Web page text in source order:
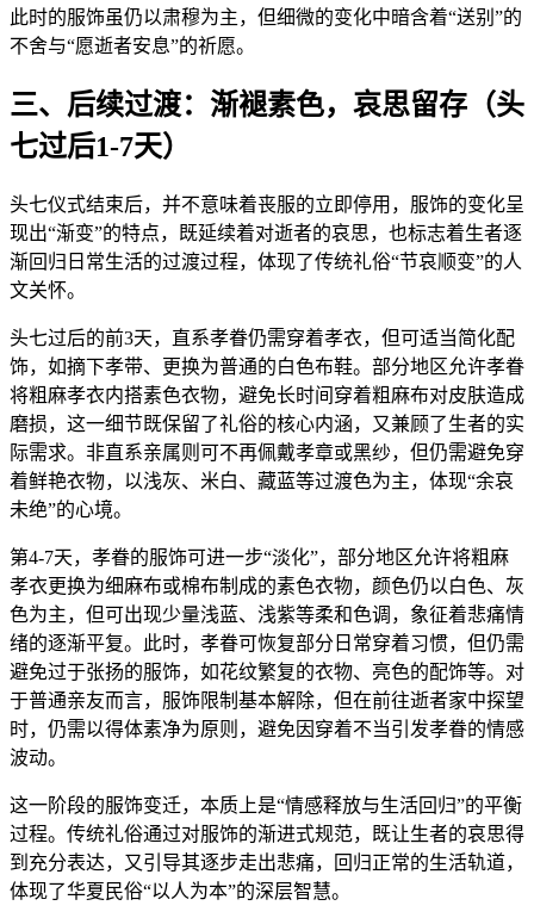
此时的服饰虽仍以肃穆为主，但细微的变化中暗含着“送别”的
不舍与“愿逝者安息”的祈愿。
三、后续过渡：渐褪素色，哀思留存（头
七过后1-7天）
头七仪式结束后，并不意味着丧服的立即停用，服饰的变化呈
现出“渐变”的特点，既延续着对逝者的哀思，也标志着生者逐
渐回归日常生活的过渡过程，体现了传统礼俗“节哀顺变”的人
文关怀。
头七过后的前3天，直系孝眷仍需穿着孝衣，但可适当简化配
饰，如摘下孝带、更换为普通的白色布鞋。部分地区允许孝眷
将粗麻孝衣内搭素色衣物，避免长时间穿着粗麻布对皮肤造成
磨损，这一细节既保留了礼俗的核心内涵，又兼顾了生者的实
际需求。非直系亲属则可不再佩戴孝章或黑纱，但仍需避免穿
着鲜艳衣物，以浅灰、米白、藏蓝等过渡色为主，体现“余哀
未绝”的心境。
第4-7天，孝眷的服饰可进一步“淡化”，部分地区允许将粗麻
孝衣更换为细麻布或棉布制成的素色衣物，颜色仍以白色、灰
色为主，但可出现少量浅蓝、浅紫等柔和色调，象征着悲痛情
绪的逐渐平复。此时，孝眷可恢复部分日常穿着习惯，但仍需
避免过于张扬的服饰，如花纹繁复的衣物、亮色的配饰等。对
于普通亲友而言，服饰限制基本解除，但在前往逝者家中探望
时，仍需以得体素净为原则，避免因穿着不当引发孝眷的情感
波动。
这一阶段的服饰变迁，本质上是“情感释放与生活回归”的平衡
过程。传统礼俗通过对服饰的渐进式规范，既让生者的哀思得
到充分表达，又引导其逐步走出悲痛，回归正常的生活轨道，
体现了华夏民俗“以人为本”的深层智慧。